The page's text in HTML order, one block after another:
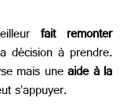
fait remonter
décision à prendre.
mais uneaide à la
s’appuyer.